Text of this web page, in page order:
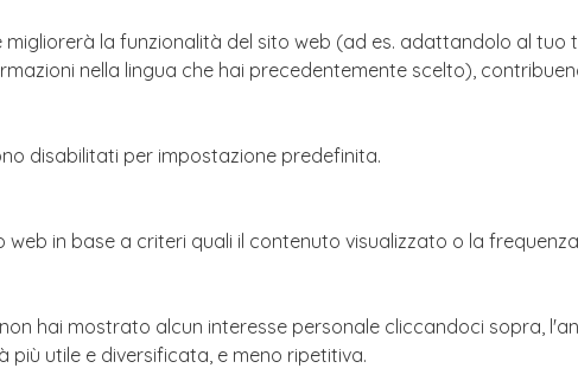
migliorerà la funzionalità del sito web (ad es. adattandolo al tuo
nella lingua che hai precedentemente scelto),
disabilitati per impostazione predefinita.
in base a criteri quali il contenuto visualizzato o la
hai mostrato alcun interesse personale cliccandoci sopra,
utile e diversificata, e meno ripetitiva.